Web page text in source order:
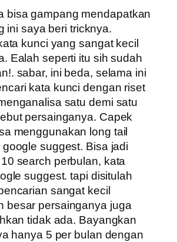
bisa gampang mendapatkan
ini saya beri tricknya.
kunci yang sangat kecil
Ealah seperti itu sih sudah
sabar, ini beda, selama ini
kata kunci dengan riset
satu demi satu
persainganya. Capek
menggunakan long tail
google suggest. Bisa jadi
search perbulan, kata
suggest. tapi disitulah
sangat kecil
besar persainganya juga
tidak ada. Bayangkan
hanya 5 per bulan dengan